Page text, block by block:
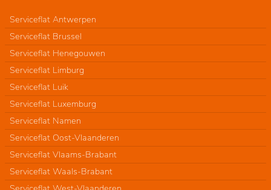
Serviceflat Antwerpen
Serviceflat Brussel
Serviceflat Henegouwen
Serviceflat Limburg
Serviceflat Luik
Serviceflat Luxemburg
Serviceflat Namen
Serviceflat Oost-Vlaanderen
Serviceflat Vlaams-Brabant
Serviceflat Waals-Brabant